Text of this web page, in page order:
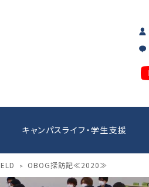
キャンパスライフ・学生支援
> OBOG探訪記≪2020≫